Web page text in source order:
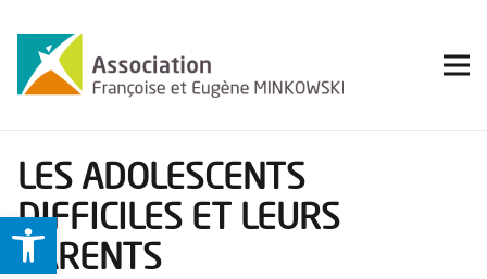
LES ADOLESCENTS
DIFFICILES ET LEURS
PARENTS
Ouvrir la barre d’outils